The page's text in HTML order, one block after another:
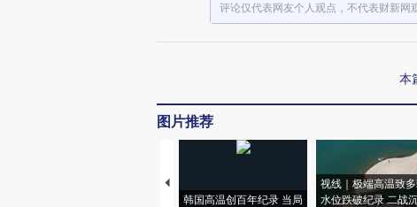
评论仅代表网友个人观点，不代表财新网
本
图片推荐
韩国高温创百年纪录 当局
视线｜极端高温致
水位跌破纪录 二战